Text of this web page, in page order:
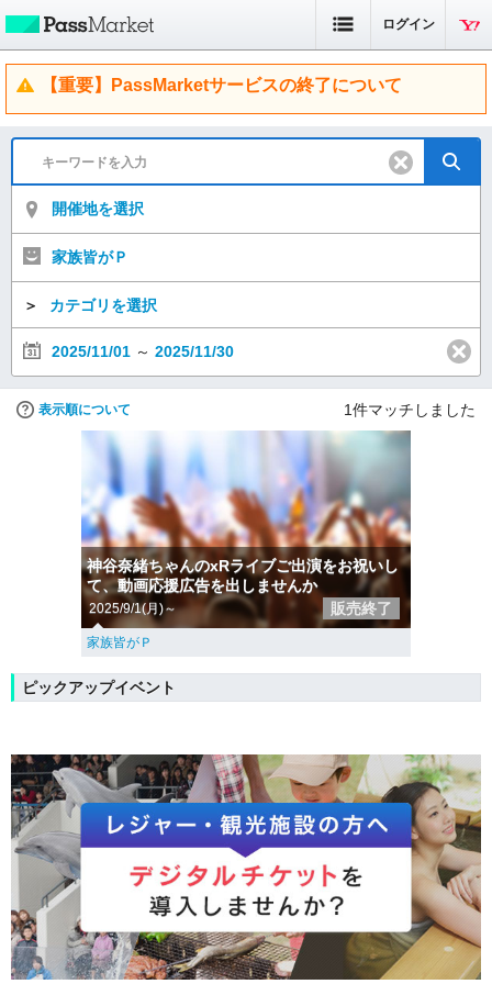
ログイン
【重要】PassMarketサービスの終了について
開催地を選択
家族皆がＰ
＞ カテゴリを選択
2025/11/01 ～ 2025/11/30
表示順について 1件マッチしました
神谷奈緒ちゃんのxRライブご出演をお祝いし
て、動画応援広告を出しませんか
2025/9/1(月)～ 販売終了
家族皆がＰ
ピックアップイベント